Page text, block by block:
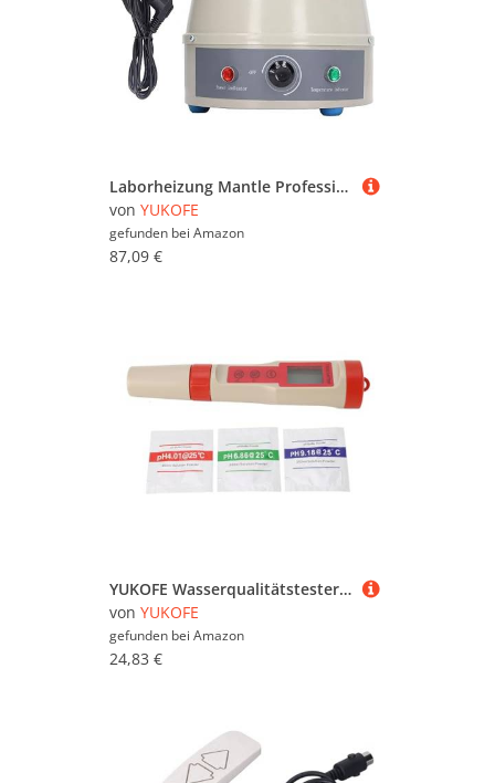
Laborheizung Mantle Professional 500 ml elektrische Temperaturkonstante Heizheizheizung Hemisphärische Heizung für College -Laboratorien Petrochemische Pharmazeutika
von YUKOFE
gefunden bei Amazon
87,09 €
YUKOFE Wasserqualitätstester hoher Präzision 3 in 1 Ph -EC TDs Digitales Display für Poollaborhydrokultur im Gartenbau
von YUKOFE
gefunden bei Amazon
24,83 €